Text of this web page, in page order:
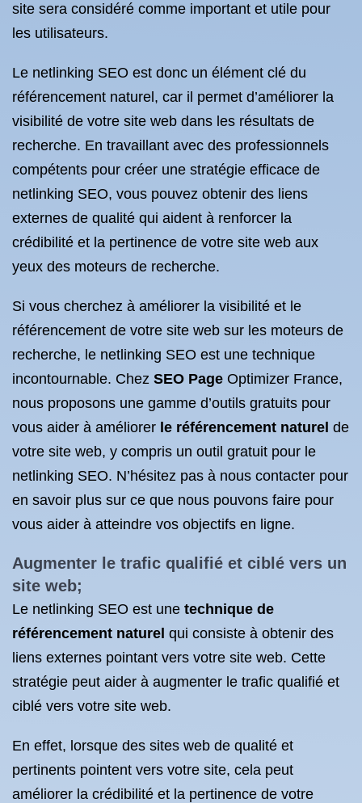
site sera considéré comme important et utile pour
les utilisateurs.
Le netlinking SEO est donc un élément clé du
référencement naturel, car il permet d’améliorer la
visibilité de votre site web dans les résultats de
recherche. En travaillant avec des professionnels
compétents pour créer une stratégie efficace de
netlinking SEO, vous pouvez obtenir des liens
externes de qualité qui aident à renforcer la
crédibilité et la pertinence de votre site web aux
yeux des moteurs de recherche.
Si vous cherchez à améliorer la visibilité et le
référencement de votre site web sur les moteurs de
recherche, le netlinking SEO est une technique
incontournable. Chez SEO Page Optimizer France,
nous proposons une gamme d’outils gratuits pour
vous aider à améliorer le référencement naturel de
votre site web, y compris un outil gratuit pour le
netlinking SEO. N’hésitez pas à nous contacter pour
en savoir plus sur ce que nous pouvons faire pour
vous aider à atteindre vos objectifs en ligne.
Augmenter le trafic qualifié et ciblé vers un
site web;
Le netlinking SEO est une technique de
référencement naturel qui consiste à obtenir des
liens externes pointant vers votre site web. Cette
stratégie peut aider à augmenter le trafic qualifié et
ciblé vers votre site web.
En effet, lorsque des sites web de qualité et
pertinents pointent vers votre site, cela peut
améliorer la crédibilité et la pertinence de votre